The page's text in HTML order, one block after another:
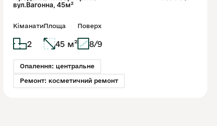
вул.Вагонна, 45м²
Кіманати
2
Площа
45 м²
Поверх
8/9
Опалення: центральне
Ремонт: косметичний ремонт